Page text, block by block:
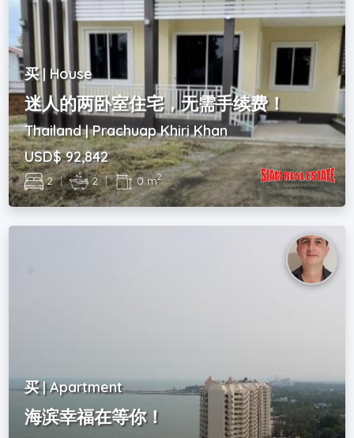
买 | House
迷人的两卧室住宅，无需手续费！
Thailand | Prachuap Khiri Khan
USD$ 92,842
2 | 2 | 0 m2
买 | Apartment
海滨幸福在等你！